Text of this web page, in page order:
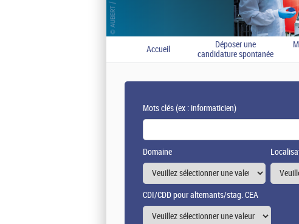
Accueil
Déposer une
candidature spontanée
Mots clés(ex : informaticien)
Domaine
CDI/CDD pour alternants/stag. CEA